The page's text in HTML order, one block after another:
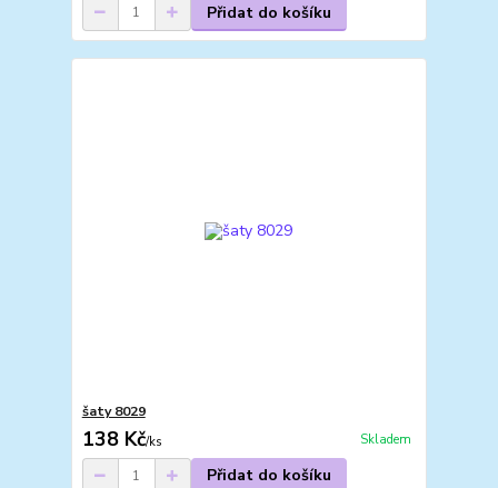
Přidat do košíku
šaty 8029
138 Kč/ks Skladem
Přidat do košíku